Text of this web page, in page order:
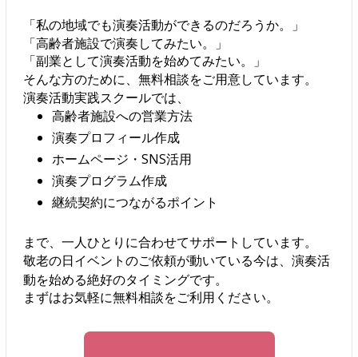
「私の地域でも演奏活動ができるのだろうか。」
「高齢者施設で演奏してみたい。」
「副業として演奏活動を始めてみたい。」
そんな方のために、無料相談をご用意しています。
演奏活動実践スクールでは、
高齢者施設への営業方法
演奏プロフィール作成
ホームページ・SNS活用
演奏プログラム作成
継続契約につながるポイント
まで、一人ひとりに合わせてサポートしています。
敬老の日イベントのご依頼が動いている今は、演奏活
動を始める絶好のタイミングです。
まずはお気軽に無料相談をご利用ください。